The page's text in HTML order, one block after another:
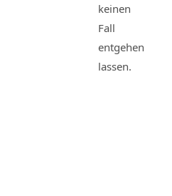
keinen
Fall
entgehen
lassen.